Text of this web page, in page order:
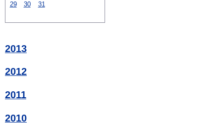
29
30 31
2013
2012
2011
2010